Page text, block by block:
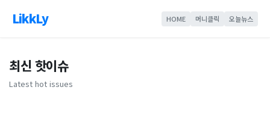
LikkLy HOME 머니클릭 오늘뉴스
최신 핫이슈
Latest hot issues